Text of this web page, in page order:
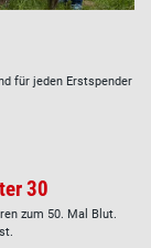
für jeden Erstspender
30
zum 50. Mal Blut.